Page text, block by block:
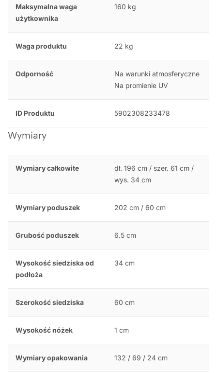
Maksymalna waga
użytkownika
160 kg
Waga produktu 22 kg
Odporność
Na warunki atmosferyczne
Na promienie UV
ID Produktu 5902308233478
Wymiary
Wymiary całkowite
dł. 196 cm / szer. 61 cm /
wys. 34 cm
Wymiary poduszek 202 cm / 60 cm
Grubość poduszek 6.5 cm
Wysokość siedziska od
podłoża
34 cm
Szerokość siedziska 60 cm
Wysokość nóżek 1 cm
Wymiary opakowania 132 / 69 / 24 cm